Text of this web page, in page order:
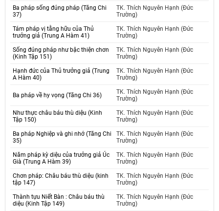
Ba pháp sống đúng pháp (Tăng Chi
37)
TK. Thích Nguyên Hạnh (Đức
Trường)
Tám pháp vị tằng hữu của Thủ
trưởng giả (Trung A Hàm 41)
TK. Thích Nguyên Hạnh (Đức
Trường)
Sống đúng pháp như bậc thiện chơn
(Kinh Tập 151)
TK. Thích Nguyên Hạnh (Đức
Trường)
Hạnh đức của Thủ trưởng giả (Trung
A Hàm 40)
TK. Thích Nguyên Hạnh (Đức
Trường)
Ba pháp về hy vọng (Tăng Chi 36)
TK. Thích Nguyên Hạnh (Đức
Trường)
Như thực châu báu thù diệu (Kinh
Tập 150)
TK. Thích Nguyên Hạnh (Đức
Trường)
Ba pháp Nghiệp và ghi nhớ (Tăng Chi
35)
TK. Thích Nguyên Hạnh (Đức
Trường)
Năm pháp kỳ diệu của trưởng giả Úc
Già (Trung A Hàm 39)
TK. Thích Nguyên Hạnh (Đức
Trường)
Chơn pháp: Châu báu thù diệu (kinh
tập 147)
TK. Thích Nguyên Hạnh (Đức
Trường)
Thành tựu Niết Bàn : Châu báu thù
diệu (Kinh Tập 149)
TK. Thích Nguyên Hạnh (Đức
Trường)